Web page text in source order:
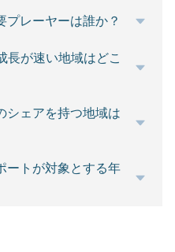
プレーヤーは誰か？
長が速い地域はどこ
シェアを持つ地域は
ートが対象とする年